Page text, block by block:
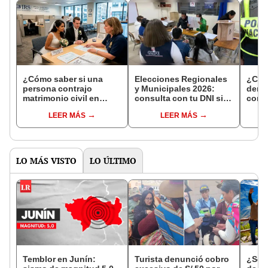
¿Cómo saber si una
persona contrajo
matrimonio civil en
LEER MÁS
Elecciones Regionales
y Municipales 2026:
consulta con tu DNI si
de mesa para este 4 de
octubre en el link oficial
LEER MÁS
con
LO MÁS VISTO LO ÚLTIMO
Temblor en Junín:
Turista denunció cobro
¿Se